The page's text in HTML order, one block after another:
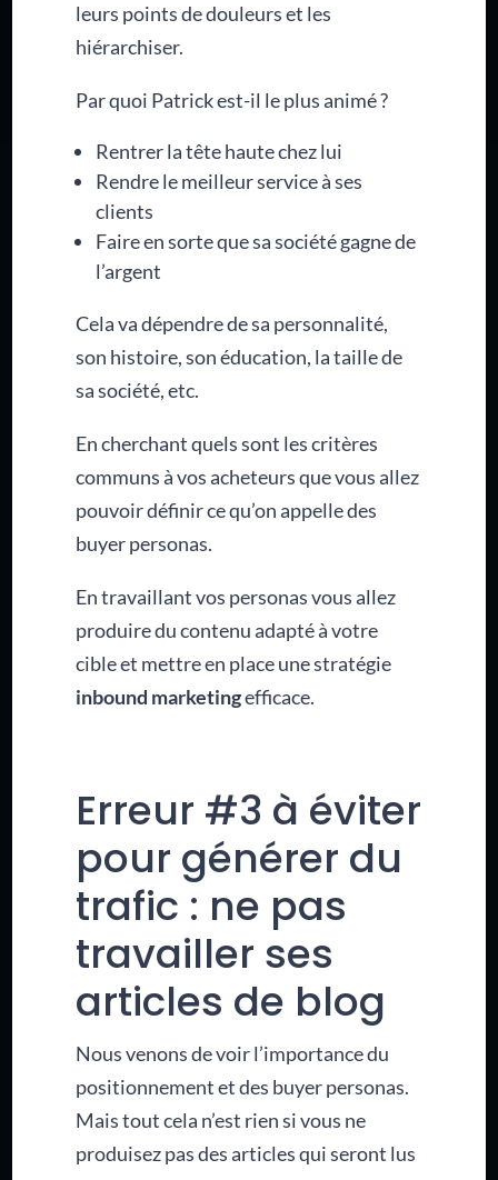
leurs points de douleurs et les
hiérarchiser.
Par quoi Patrick est-il le plus animé ?
Rentrer la tête haute chez lui
Rendre le meilleur service à ses
clients
Faire en sorte que sa société gagne de
l’argent
Cela va dépendre de sa personnalité,
son histoire, son éducation, la taille de
sa société, etc.
En cherchant quels sont les critères
communs à vos acheteurs que vous allez
pouvoir définir ce qu’on appelle des
buyer personas.
En travaillant vos personas vous allez
produire du contenu adapté à votre
cible et mettre en place une stratégie
inbound marketingefficace.
Erreur #3 à éviter
pour générer du
trafic : ne pas
travailler ses
articles de blog
Nous venons de voir l’importance du
positionnement et des buyer personas.
Mais tout cela n’est rien si vous ne
produisez pas des articles qui seront lus